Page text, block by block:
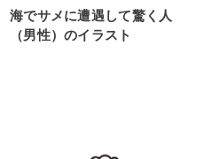
海でサメに遭遇して驚く人
（男性）のイラスト